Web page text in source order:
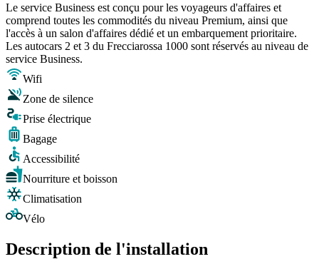
Le service Business est conçu pour les voyageurs d'affaires et
comprend toutes les commodités du niveau Premium, ainsi que
l'accès à un salon d'affaires dédié et un embarquement prioritaire.
Les autocars 2 et 3 du Frecciarossa 1000 sont réservés au niveau de
service Business.
Wifi
Zone de silence
Prise électrique
Bagage
Accessibilité
Nourriture et boisson
Climatisation
Vélo
Description de l'installation